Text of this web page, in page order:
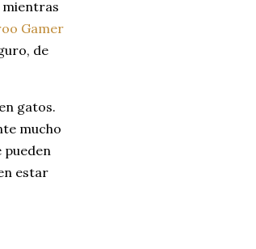
mientras
Gamer
de
gatos.
mucho
pueden
estar